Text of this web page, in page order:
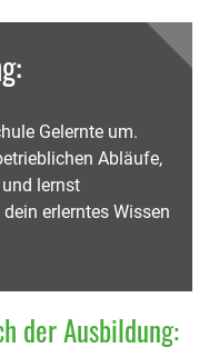
Gelernte um.
Abläufe,
lernst
erlerntes Wissen
der Ausbildung: